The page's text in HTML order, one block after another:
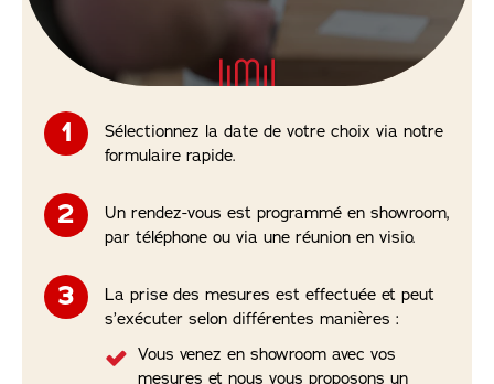
Sélectionnez la date de votre choix via notre
formulaire rapide.
Un rendez-vous est programmé en showroom,
par téléphone ou via une réunion en visio.
La prise des mesures est effectuée et peut
s’exécuter selon différentes manières :
Vous venez en showroom avec vos
mesures et nous vous proposons un